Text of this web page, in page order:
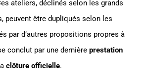
ateliers, déclinés selon les grands
peuvent être dupliqués selon les
par d’autres propositions propres à
conclut par une dernière prestation
clôture officielle.